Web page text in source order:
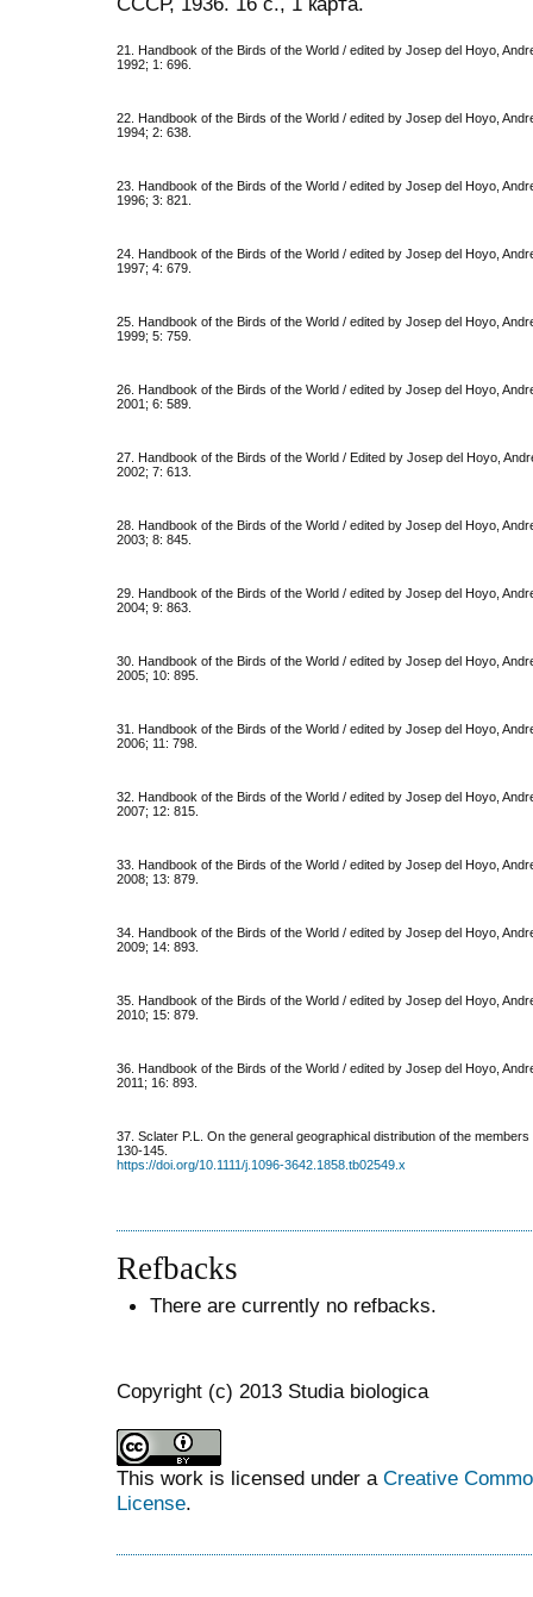
21. Handbook of the Birds of the World / edited by Josep del Hoyo,
1992; 1: 696.
22. Handbook of the Birds of the World / edited by Josep del Hoyo,
1994; 2: 638.
23. Handbook of the Birds of the World / edited by Josep del Hoyo,
1996; 3: 821.
24. Handbook of the Birds of the World / edited by Josep del Hoyo,
1997; 4: 679.
25. Handbook of the Birds of the World / edited by Josep del Hoyo,
1999; 5: 759.
26. Handbook of the Birds of the World / edited by Josep del Hoyo,
2001; 6: 589.
27. Handbook of the Birds of the World / Edited by Josep del Hoyo,
2002; 7: 613.
28. Handbook of the Birds of the World / edited by Josep del Hoyo,
2003; 8: 845.
29. Handbook of the Birds of the World / edited by Josep del Hoyo,
2004; 9: 863.
30. Handbook of the Birds of the World / edited by Josep del Hoyo,
2005; 10: 895.
31. Handbook of the Birds of the World / edited by Josep del Hoyo,
2006; 11: 798.
32. Handbook of the Birds of the World / edited by Josep del Hoyo,
2007; 12: 815.
33. Handbook of the Birds of the World / edited by Josep del Hoyo,
2008; 13: 879.
34. Handbook of the Birds of the World / edited by Josep del Hoyo,
2009; 14: 893.
35. Handbook of the Birds of the World / edited by Josep del Hoyo,
2010; 15: 879.
36. Handbook of the Birds of the World / edited by Josep del Hoyo,
2011; 16: 893.
37. Sclater P.L. On the general geographical distribution of the
130-145.
https://doi.org/10.1111/j.1096-3642.1858.tb02549.x
Refbacks
There are currently no refbacks.
Copyright (c) 2013 Studia biologica
This work is licensed under a Creative
License.